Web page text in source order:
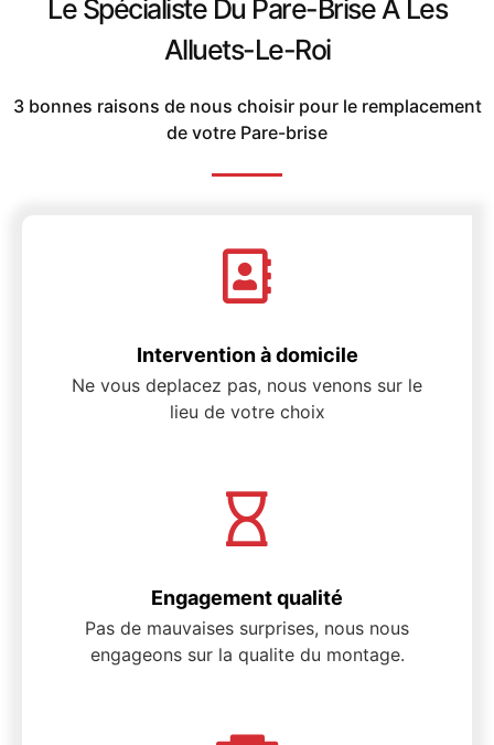
Le Spécialiste Du Pare-Brise À Les
Alluets-Le-Roi
3 bonnes raisons de nous choisir pour le remplacement
de votre Pare-brise
Intervention à domicile
Ne vous deplacez pas, nous venons sur le
lieu de votre choix
Engagement qualité
Pas de mauvaises surprises, nous nous
engageons sur la qualite du montage.